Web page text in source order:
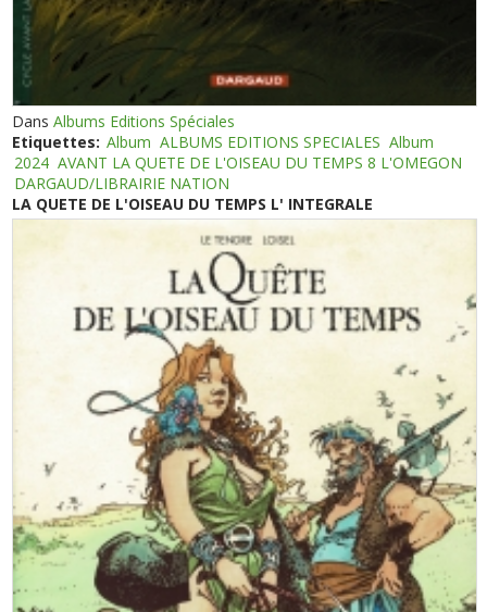
DansAlbums Editions Spéciales
Etiquettes: Album ALBUMS EDITIONS SPECIALES Album
2024 AVANT LA QUETE DE L'OISEAU DU TEMPS 8 L'OMEGON
DARGAUD/LIBRAIRIE NATION
LA QUETE DE L'OISEAU DU TEMPS L' INTEGRALE